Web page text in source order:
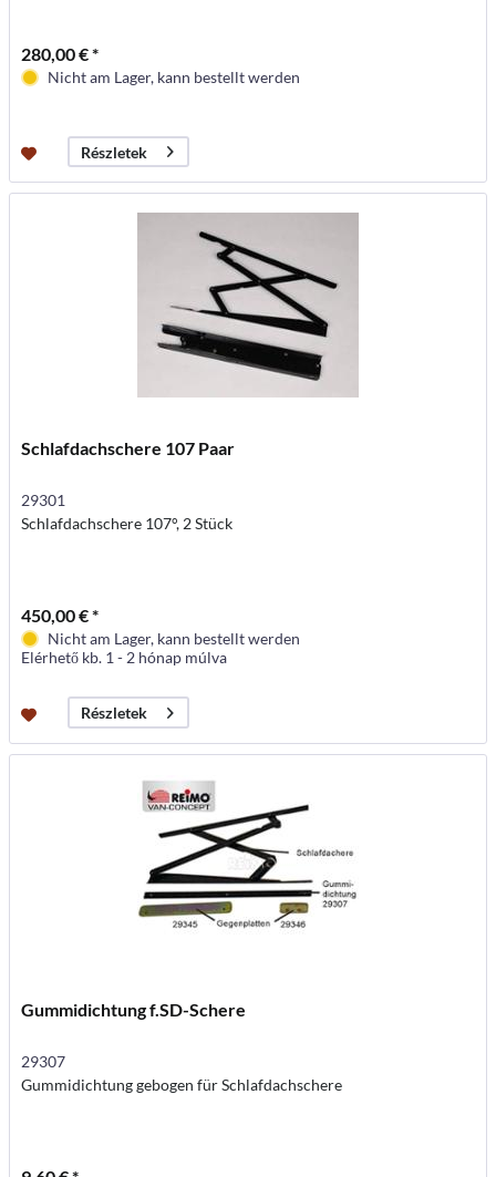
280,00 € *
Nicht am Lager, kann bestellt werden
Részletek
Schlafdachschere 107 Paar
29301
Schlafdachschere 107°, 2 Stück
450,00 € *
Nicht am Lager, kann bestellt werden
Elérhető kb. 1 - 2 hónap múlva
Részletek
Gummidichtung f.SD-Schere
29307
Gummidichtung gebogen für Schlafdachschere